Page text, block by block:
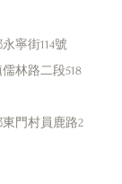
寧街114號
林路二段518
門村員鹿路2